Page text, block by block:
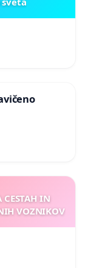
CESTAH IN
VOZNIKOV